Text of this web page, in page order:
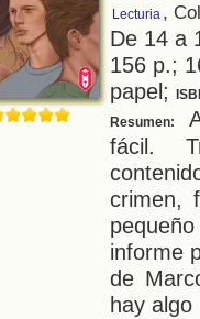
Lecturia ,
De 14 a
156 p.;
papel;
Resumen:
fácil.
crimen,
informe
de
hay algo